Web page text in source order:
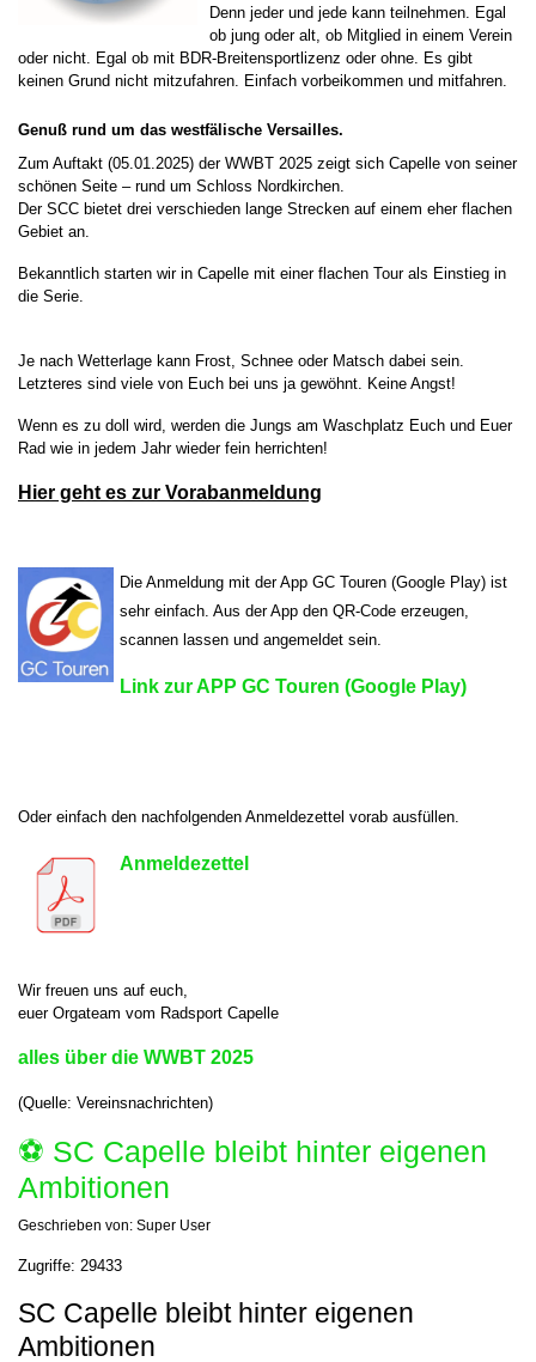
Denn jeder und jede kann teilnehmen. Egal
ob jung oder alt, ob Mitglied in einem Verein
oder nicht. Egal ob mit BDR-Breitensportlizenz oder ohne. Es gibt
keinen Grund nicht mitzufahren. Einfach vorbeikommen und mitfahren.
Genuß rund um das westfälische Versailles.
Zum Auftakt (05.01.2025) der WWBT 2025 zeigt sich Capelle von seiner
schönen Seite – rund um Schloss Nordkirchen.
Der SCC bietet drei verschieden lange Strecken auf einem eher flachen
Gebiet an.
Bekanntlich starten wir in Capelle mit einer flachen Tour als Einstieg in
die Serie.
Je nach Wetterlage kann Frost, Schnee oder Matsch dabei sein.
Letzteres sind viele von Euch bei uns ja gewöhnt. Keine Angst!
Wenn es zu doll wird, werden die Jungs am Waschplatz Euch und Euer
Rad wie in jedem Jahr wieder fein herrichten!
Hier geht es zur Vorabanmeldung
Die Anmeldung mit der App GC Touren (Google Play) ist
sehr einfach. Aus der App den QR-Code erzeugen,
scannen lassen und angemeldet sein.
Link zur APP GC Touren (Google Play)
Oder einfach den nachfolgenden Anmeldezettel vorab ausfüllen.
Anmeldezettel
Wir freuen uns auf euch,
euer Orgateam vom Radsport Capelle
alles über die WWBT 2025
(Quelle: Vereinsnachrichten)
⚽️ SC Capelle bleibt hinter eigenen
Ambitionen
Geschrieben von: Super User
Zugriffe: 29433
SC Capelle bleibt hinter eigenen
Ambitionen